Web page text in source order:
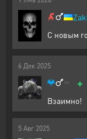
С новым
6 Дек 2025
+
Взаимно!
5 Авг 2025